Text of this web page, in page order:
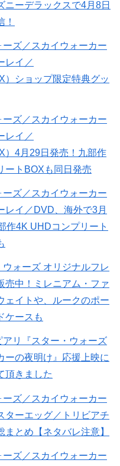
ニーデラックスで4月8日
！
ーズ／スカイウォーカー
レイ／
）ショップ限定特典グッ
ーズ／スカイウォーカー
レイ／
）4月29日発売！九部作
ートBOXも同日発売
ーズ／スカイウォーカー
レイ／DVD、海外で3月
作4K UHDコンプリート
ォーズ オリジナルフレ
売中！ミレニアム・ファ
ェイトや、ルークのポー
ケースも
アリ『スター・ウォーズ
ーの夜明け』応援上映に
頂きました
ーズ／スカイウォーカー
ターエッグ／トリビアチ
まとめ【ネタバレ注意】
ーズ／スカイウォーカー